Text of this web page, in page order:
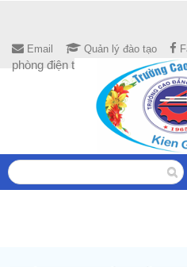
Email Quản lý đào tạo
phòng điện tử